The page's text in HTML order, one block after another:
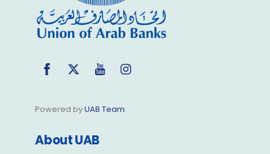
FacebookTwitter YouTube
Powered byUAB Team
About UAB